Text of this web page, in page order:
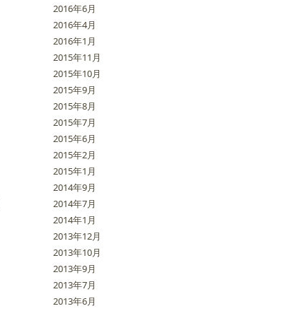
2016年6月
2016年4月
2016年1月
2015年11月
2015年10月
2015年9月
2015年8月
2015年7月
2015年6月
2015年2月
2015年1月
2014年9月
2014年7月
2014年1月
2013年12月
2013年10月
2013年9月
2013年7月
2013年6月